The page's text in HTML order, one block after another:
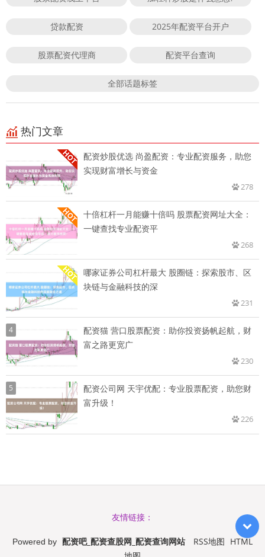
贷款配资 2025年配资平台开户
股票配资代理商 配资平台查询
全部话题标签
热门文章
配资炒股优选 尚盈配资：专业配资服务，助您
实现财富增长与资金
278
十倍杠杆一月能赚十倍吗 股票配资网址大全：
一键查找专业配资平
268
哪家证券公司杠杆最大 股圈链：探索股市、区
块链与金融科技的深
231
4
配资猫 营口股票配资：助你投资扬帆起航，财
富之路更宽广
230
5
配资公司网 天宇优配：专业股票配资，助您财
富升级！
226
友情链接：
Powered by 配资吧_配资查股网_配资查询网站 RSS地图 HTML